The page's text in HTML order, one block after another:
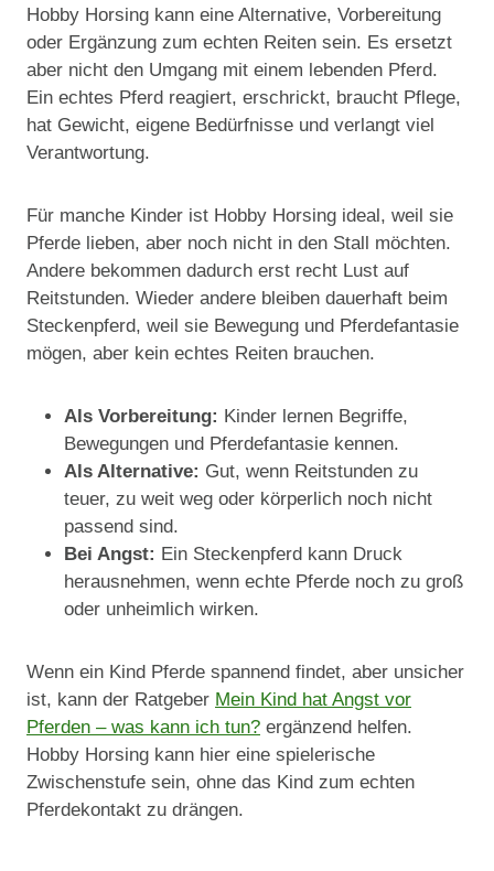
Hobby Horsing kann eine Alternative, Vorbereitung
oder Ergänzung zum echten Reiten sein. Es ersetzt
aber nicht den Umgang mit einem lebenden Pferd.
Ein echtes Pferd reagiert, erschrickt, braucht Pflege,
hat Gewicht, eigene Bedürfnisse und verlangt viel
Verantwortung.
Für manche Kinder ist Hobby Horsing ideal, weil sie
Pferde lieben, aber noch nicht in den Stall möchten.
Andere bekommen dadurch erst recht Lust auf
Reitstunden. Wieder andere bleiben dauerhaft beim
Steckenpferd, weil sie Bewegung und Pferdefantasie
mögen, aber kein echtes Reiten brauchen.
Als Vorbereitung: Kinder lernen Begriffe,
Bewegungen und Pferdefantasie kennen.
Als Alternative: Gut, wenn Reitstunden zu
teuer, zu weit weg oder körperlich noch nicht
passend sind.
Bei Angst: Ein Steckenpferd kann Druck
herausnehmen, wenn echte Pferde noch zu groß
oder unheimlich wirken.
Wenn ein Kind Pferde spannend findet, aber unsicher
ist, kann der Ratgeber Mein Kind hat Angst vor
Pferden – was kann ich tun? ergänzend helfen.
Hobby Horsing kann hier eine spielerische
Zwischenstufe sein, ohne das Kind zum echten
Pferdekontakt zu drängen.